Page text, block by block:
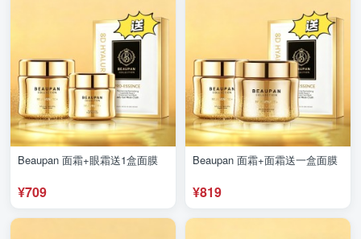
Beaupan 面霜+眼霜送1盒面膜
¥709
Beaupan 面霜+面霜送一盒面膜
¥819